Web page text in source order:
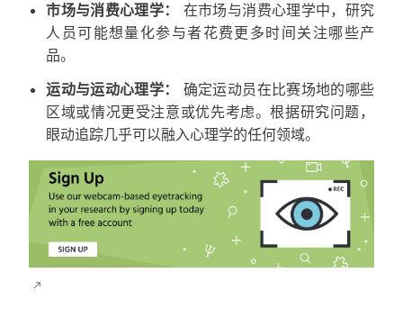
市场与消费心理学：
在市场与消费心理学中，研究
人员可能想量化参与者花费更多时间关注哪些产
品。
运动与运动心理学：
确定运动员在比赛场地的哪些
区域或情况更受注意或优先考虑。根据研究问题，
眼动追踪几乎可以融入心理学的任何领域。